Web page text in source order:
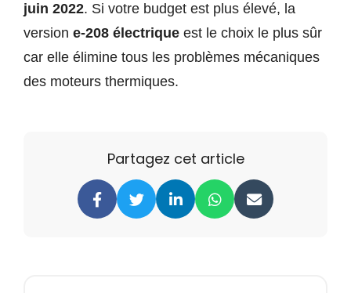
juin 2022. Si votre budget est plus élevé, la
version e-208 électrique est le choix le plus sûr
car elle élimine tous les problèmes mécaniques
des moteurs thermiques.
Partagez cet article